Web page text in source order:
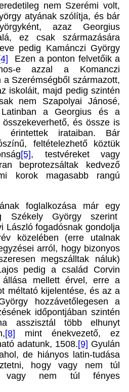
nem Szerémi volt,
atyának szólítja, és bár
azaz Georgius
ez csak származására
pedig Kamánczi György
Ezen a ponton felvetőik a
e azzal a Komanczi
Szerémségből származott,
iskoláit, majd pedig szintén
nem Szapolyai Jánosé,
Latinban a Georgius és a
és össze is
érintettek irataiban. Bár
feltételezhető köztük
[5], testvéreket vagy
beprotezsáltak kedvező
korok magasabb rangú
foglalkozása már egy
Székely György szerint
László fogadósnak gondolja
közelében (erre utalnak
arról, hogy bizonyos
megszálltak náluk)
pedig a család Corvin
állása mellett érvel, erre a
méltató kijelentése, és az a
hozzávetőlegesen a
időpontjában szintén
asszisztál több elhunyt
[8] mint énekvezető, ez
adatunk, 1508.[9] Gyulán
de hiányos latin-tudása
hogy vagy nem túl
vagy nem túl fényes